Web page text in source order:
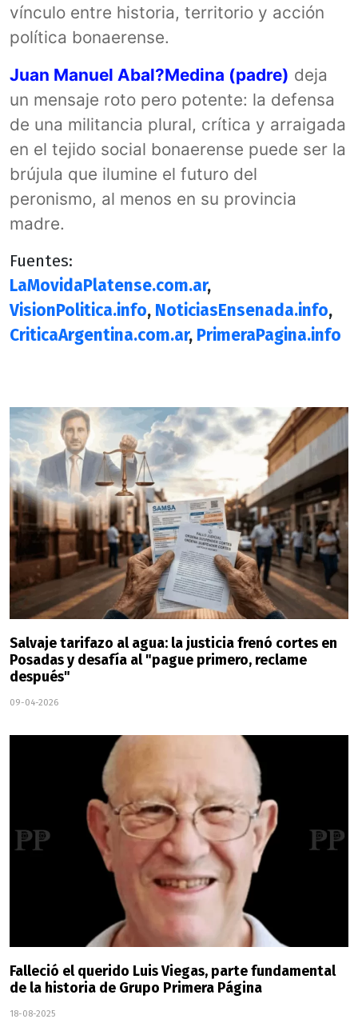
vínculo entre historia, territorio y acción
política bonaerense.
Juan Manuel Abal?Medina (padre) deja
un mensaje roto pero potente: la defensa
de una militancia plural, crítica y arraigada
en el tejido social bonaerense puede ser la
brújula que ilumine el futuro del
peronismo, al menos en su provincia
madre.
Fuentes:
LaMovidaPlatense.com.ar,
VisionPolitica.info, NoticiasEnsenada.info,
CriticaArgentina.com.ar, PrimeraPagina.info
Salvaje tarifazo al agua: la justicia frenó cortes en
Posadas y desafía al "pague primero, reclame
después"
09-04-2026
Falleció el querido Luis Viegas, parte fundamental
de la historia de Grupo Primera Página
18-08-2025